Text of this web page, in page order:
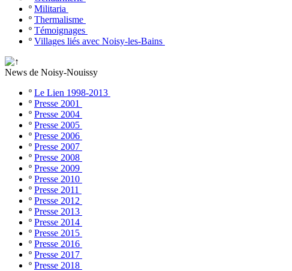
º Militaria
º Thermalisme
º Témoignages
º Villages liés avec Noisy-les-Bains
News de Noisy-Nouissy
º Le Lien 1998-2013
º Presse 2001
º Presse 2004
º Presse 2005
º Presse 2006
º Presse 2007
º Presse 2008
º Presse 2009
º Presse 2010
º Presse 2011
º Presse 2012
º Presse 2013
º Presse 2014
º Presse 2015
º Presse 2016
º Presse 2017
º Presse 2018